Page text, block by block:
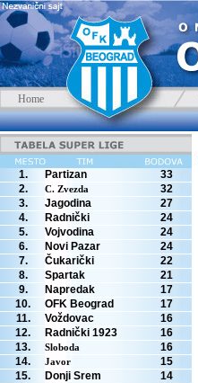
Home
1. Partizan
33
2.
C. Zvezda
32
3.
Jagodina
27
4.
Radnički
24
5.
Vojvodina
24
6.
Novi Pazar
24
7.
Čukarički
22
8.
Spartak
21
9.
Napredak
17
10.
OFK Beograd
17
11.
Voždovac
16
12.
Radnički 1923
16
13.
Sloboda
16
14.
Javor
15
15.
Donji Srem
14